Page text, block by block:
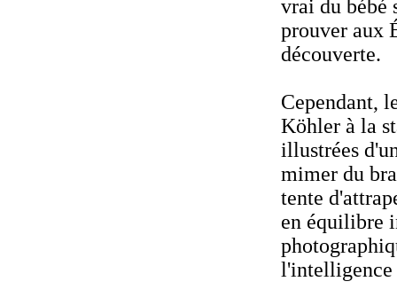
vrai du bébé
prouver aux
découverte.
Cependant,
Köhler à la
illustrées
mimer du
tente
en équilibre
l'intelligence